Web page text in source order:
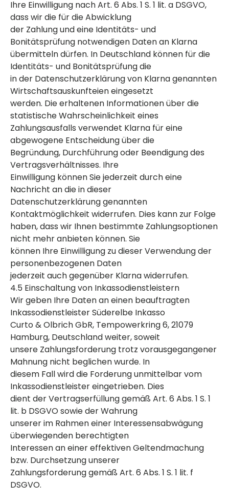
Ihre Einwilligung nach Art. 6 Abs. 1 S. 1 lit. a DSGVO,
dass wir die für die Abwicklung
der Zahlung und eine Identitäts- und
Bonitätsprüfung notwendigen Daten an Klarna
übermitteln dürfen. In Deutschland können für die
Identitäts- und Bonitätsprüfung die
in der Datenschutzerklärung von Klarna genannten
Wirtschaftsauskunfteien eingesetzt
werden. Die erhaltenen Informationen über die
statistische Wahrscheinlichkeit eines
Zahlungsausfalls verwendet Klarna für eine
abgewogene Entscheidung über die
Begründung, Durchführung oder Beendigung des
Vertragsverhältnisses. Ihre
Einwilligung können Sie jederzeit durch eine
Nachricht an die in dieser
Datenschutzerklärung genannten
Kontaktmöglichkeit widerrufen. Dies kann zur Folge
haben, dass wir Ihnen bestimmte Zahlungsoptionen
nicht mehr anbieten können. Sie
können Ihre Einwilligung zu dieser Verwendung der
personenbezogenen Daten
jederzeit auch gegenüber Klarna widerrufen.
4.5 Einschaltung von Inkassodienstleistern
Wir geben Ihre Daten an einen beauftragten
Inkassodienstleister Süderelbe Inkasso
Curto & Olbrich GbR, Tempowerkring 6, 21079
Hamburg, Deutschland weiter, soweit
unsere Zahlungsforderung trotz vorausgegangener
Mahnung nicht beglichen wurde. In
diesem Fall wird die Forderung unmittelbar vom
Inkassodienstleister eingetrieben. Dies
dient der Vertragserfüllung gemäß Art. 6 Abs. 1 S. 1
lit. b DSGVO sowie der Wahrung
unserer im Rahmen einer Interessensabwägung
überwiegenden berechtigten
Interessen an einer effektiven Geltendmachung
bzw. Durchsetzung unserer
Zahlungsforderung gemäß Art. 6 Abs. 1 S. 1 lit. f
DSGVO.